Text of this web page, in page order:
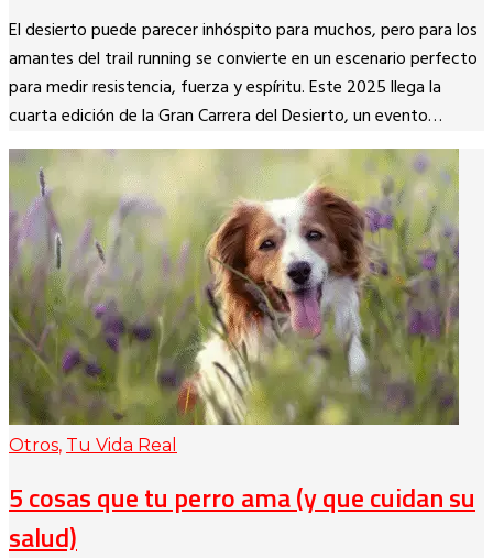
Copy
Link
El desierto puede parecer inhóspito para muchos, pero para los
amantes del trail running se convierte en un escenario perfecto
para medir resistencia, fuerza y espíritu. Este 2025 llega la
cuarta edición de la Gran Carrera del Desierto, un evento…
Otros, Tu Vida Real
5 cosas que tu perro ama (y que cuidan su
salud)